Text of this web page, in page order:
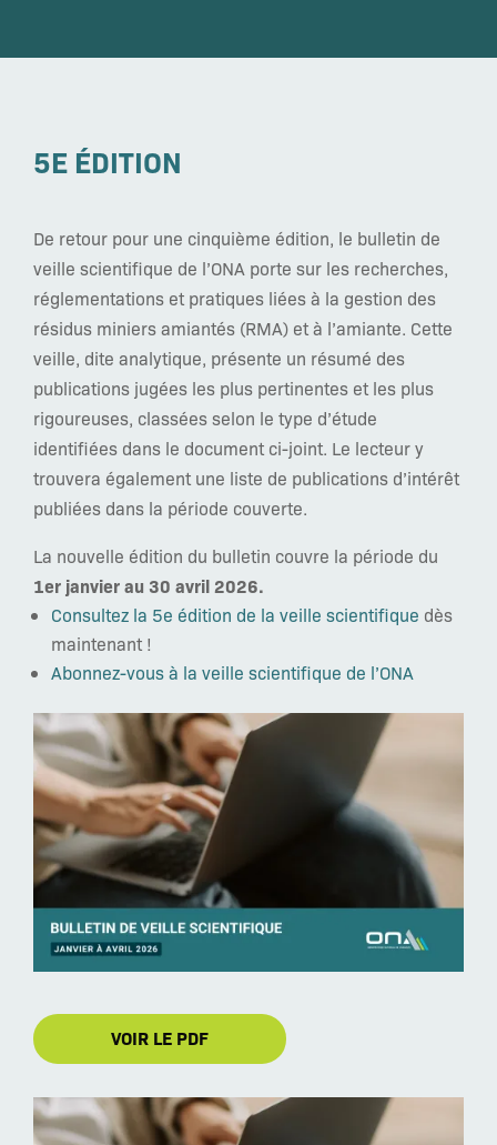
5E ÉDITION
De retour pour une cinquième édition, le bulletin de
veille scientifique de l’ONA porte sur les recherches,
réglementations et pratiques liées à la gestion des
résidus miniers amiantés (RMA) et à l’amiante. Cette
veille, dite analytique, présente un résumé des
publications jugées les plus pertinentes et les plus
rigoureuses, classées selon le type d’étude
identifiées dans le document ci-joint. Le lecteur y
trouvera également une liste de publications d’intérêt
publiées dans la période couverte.
La nouvelle édition du bulletin couvre la période du
1er janvier au 30 avril 2026.
Consultez la 5e édition de la veille scientifique dès
maintenant !
Abonnez-vous à la veille scientifique de l’ONA
VOIR LE PDF